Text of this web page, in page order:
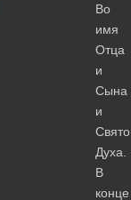
Во
имя
Отца
и
Сына
и
Духа.
В
конце